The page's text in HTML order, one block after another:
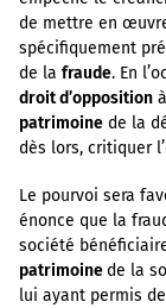
de mettre en
spécifiquement
de la fraude. En
droit d’opposition
patrimoine de la
dès lors, critiquer
Le pourvoi sera
énonce que la
société
patrimoine de la
lui ayant permis